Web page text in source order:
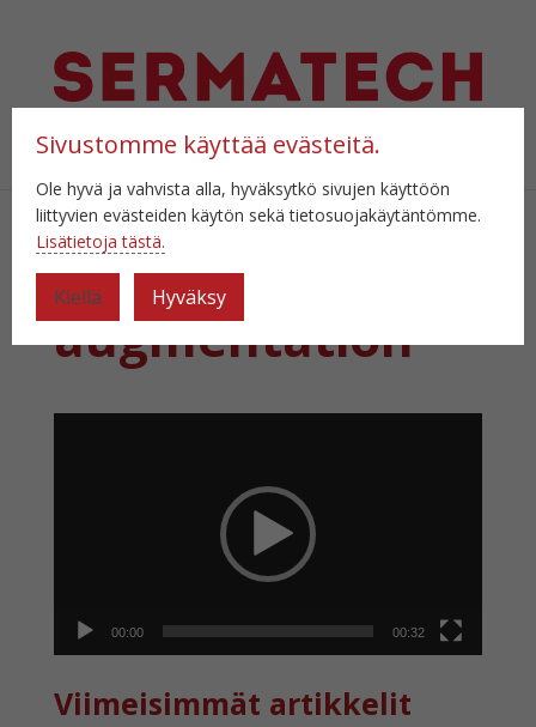
Valitse sivu
RobotStudio-
augmentation
00:00 00:32
Viimeisimmät artikkelit
Sivustomme käyttää evästeitä.
Ole hyvä ja vahvista alla, hyväksytkö sivujen käyttöön
liittyvien evästeiden käytön sekä tietosuojakäytäntömme.
Lisätietoja tästä.
Kiellä Hyväksy